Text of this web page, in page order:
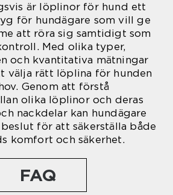
är löplinor för hund ett
för hundägare som vill ge
att röra sig samtidigt som
Med olika typer,
och kvantitativa mätningar
välja rätt löplina för hunden
Genom att förstå
olika löplinor och deras
nackdelar kan hundägare
för att säkerställa både
komfort och säkerhet.
FAQ